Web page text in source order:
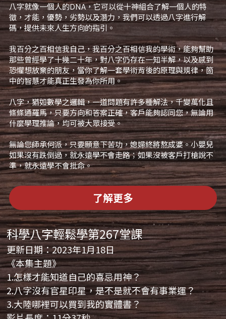
八字就像一個人的DNA，它可以從十神組合了解一個人的特
徵，才能，優勢，劣勢以及潛力，我們可以透過八字進行解
碼，提供未來人生方向的指引。
我百分之百相信我自己，我百分之百相信我的學術，能夠幫助
那些曾經學了十幾二十年，對八字仍存在一知半解，以及感到
恐懼想放棄的朋友，當你了解一套學術背後的原理與規律，箇
中的智慧才能真正生發為你所用。
八字，猶如數學之邏輯，一道問題有許多種解法，千變萬化且
條條通羅馬，只要方向和答案正確，客戶能夠認同您，無論用
什麼學理推論，均可被大眾接受。
無論您師承何派，只要願意下苦功，媳婦終將熬成婆。小嬰兒
如果沒有跌倒過，就永遠學不會走路；如果沒被客戶打槍說不
準，就永遠學不會批命。
了解更多
科學八字輕鬆學第267堂課
更新日期：2023年1月18日
《本集主題》
1.怎樣才能知道自己的喜忌用神？
2.八字沒有官星印星，是不是就不會有事業運？
3.大陸哪裡可以買到我的實體書？